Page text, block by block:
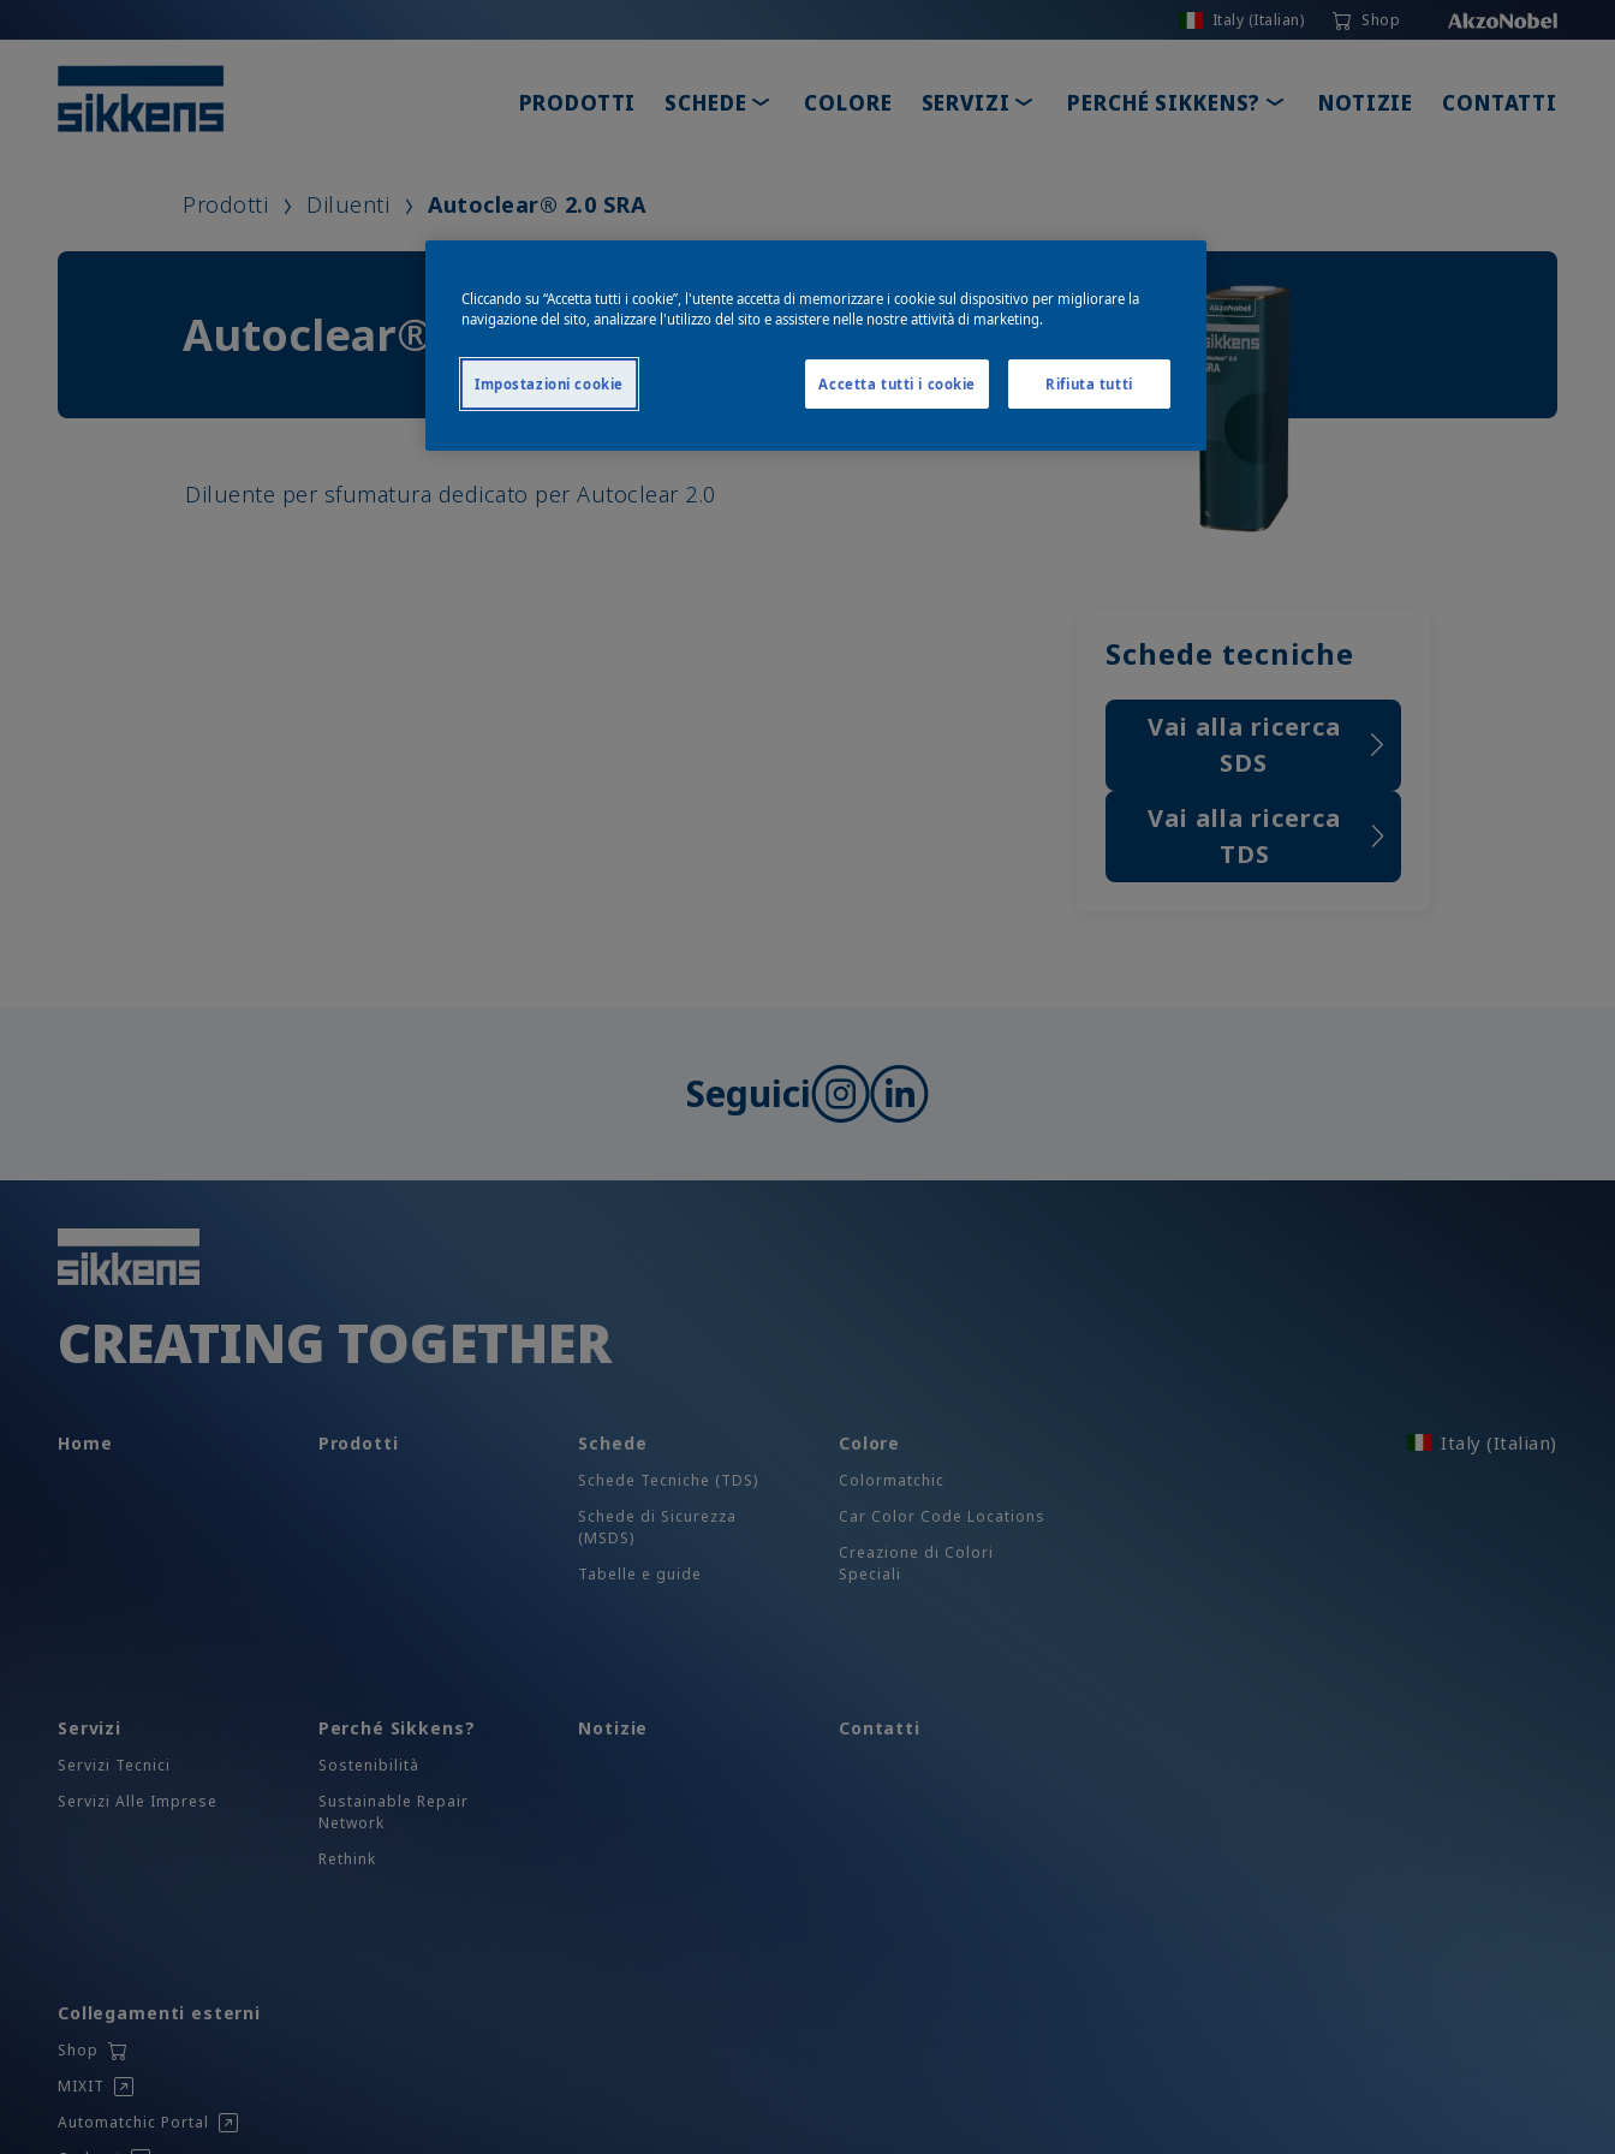
Italy (Italian) Shop
PRODOTTI SCHEDE TOGGLE DROPDOWN
COLORE SERVIZI TOGGLE DROPDOWN
PERCHÉ SIKKENS? TOGGLE DROPDOWN
NOTIZIE CONTATTI
Prodotti Diluenti Autoclear® 2.0 SRA
Autoclear® 2.0 SRA
Diluente per sfumatura dedicato per Autoclear 2.0
Schede tecniche
Vai alla ricerca
SDS
Vai alla ricerca
TDS
Seguici
CREATING TOGETHER
Home Prodotti Schede
Schede Tecniche (TDS)
Schede di Sicurezza
(MSDS)
Tabelle e guide
Colore
Colormatchic
Car Color Code Locations
Creazione di Colori
Speciali
Servizi
Servizi Tecnici
Servizi Alle Imprese
Perché Sikkens?
Sostenibilità
Sustainable Repair
Network
Rethink
Notizie Contatti
Collegamenti esterni
Shop
MIXIT
Automatchic Portal
Italy (Italian)
Cliccando su “Accetta tutti i cookie”, l'utente accetta di memorizzare i cookie sul dispositivo per migliorare la
navigazione del sito, analizzare l'utilizzo del sito e assistere nelle nostre attività di marketing.
Impostazioni cookie Rifiuta tutti
Accetta tutti i cookie